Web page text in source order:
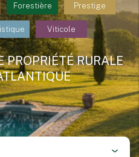
Forestière Prestige
Viticole
PROPRIÉTÉ RURALE